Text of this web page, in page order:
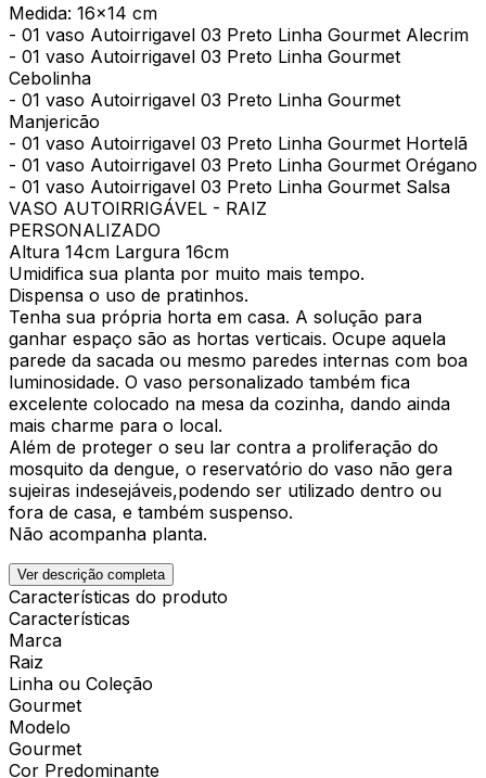
Medida: 16x14 cm
- 01 vaso Autoirrigavel 03 Preto Linha Gourmet Alecrim
- 01 vaso Autoirrigavel 03 Preto Linha Gourmet
Cebolinha
- 01 vaso Autoirrigavel 03 Preto Linha Gourmet
Manjericão
- 01 vaso Autoirrigavel 03 Preto Linha Gourmet Hortelã
- 01 vaso Autoirrigavel 03 Preto Linha Gourmet Orégano
- 01 vaso Autoirrigavel 03 Preto Linha Gourmet Salsa
VASO AUTOIRRIGÁVEL - RAIZ
PERSONALIZADO
Altura 14cm Largura 16cm
Umidifica sua planta por muito mais tempo.
Dispensa o uso de pratinhos.
Tenha sua própria horta em casa. A solução para
ganhar espaço são as hortas verticais. Ocupe aquela
parede da sacada ou mesmo paredes internas com boa
luminosidade. O vaso personalizado também fica
excelente colocado na mesa da cozinha, dando ainda
mais charme para o local.
Além de proteger o seu lar contra a proliferação do
mosquito da dengue, o reservatório do vaso não gera
sujeiras indesejáveis,podendo ser utilizado dentro ou
fora de casa, e também suspenso.
Não acompanha planta.
Ver descrição completa
Características do produto
Características
Marca
Raiz
Linha ou Coleção
Gourmet
Modelo
Gourmet
Cor Predominante